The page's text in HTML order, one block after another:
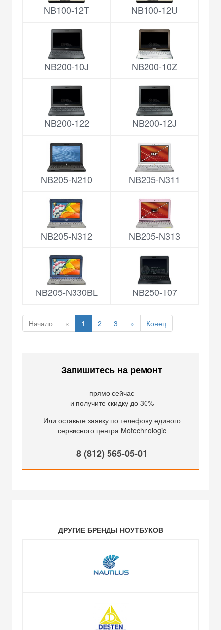
NB100-12T NB100-12U
NB200-10J NB200-10Z
NB200-122 NB200-12J
NB205-N210 NB205-N311
NB205-N312 NB205-N313
NB205-N330BL NB250-107
Начало « 1 2 3 » Конец
Запишитесь на ремонт
прямо сейчас
и получите скидку до 30%
Или оставьте заявку по телефону единого
сервисного центра Motechnologic
8 (812) 565-05-01
ДРУГИЕ БРЕНДЫ НОУТБУКОВ